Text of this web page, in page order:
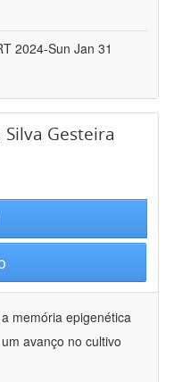
2024-Sun Jan 31
Gesteira
memória epigenética
avanço no cultivo